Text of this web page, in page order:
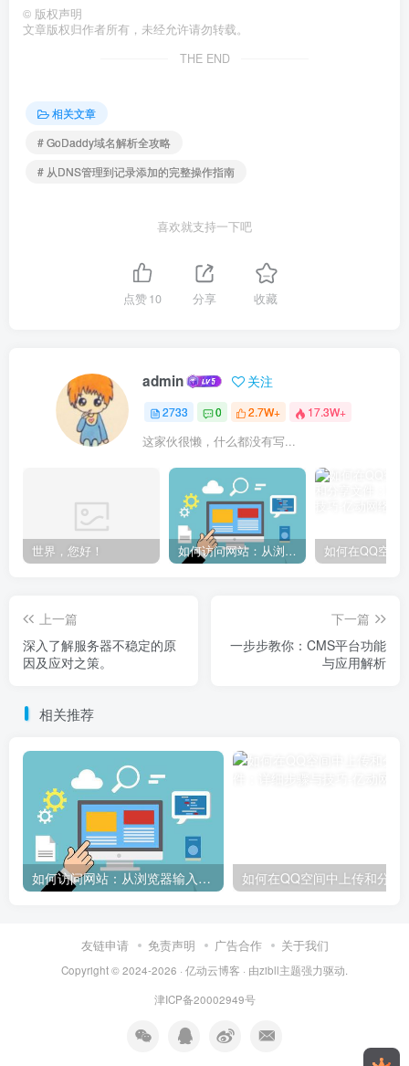
© 版权声明
文章版权归作者所有，未经允许请勿转载。
THE END
相关文章
# GoDaddy域名解析全攻略
# 从DNS管理到记录添加的完整操作指南
喜欢就支持一下吧
点赞10 分享 收藏
admin 关注
2733 0 2.7W+ 17.3W+
这家伙很懒，什么都没有写...
世界，您好！ 如何访问网站：从浏览器输入到页面加载的完整步骤详解
上一篇
深入了解服务器不稳定的原
因及应对之策。
下一篇
一步步教你：CMS平台功能
与应用解析
相关推荐
如何访问网站：从浏览器输入到页面加载的完整步骤详解
友链申请 免责声明 广告合作 关于我们
Copyright © 2024-2026 · 亿动云博客 · 由zibll主题强力驱动.
津ICP备20002949号